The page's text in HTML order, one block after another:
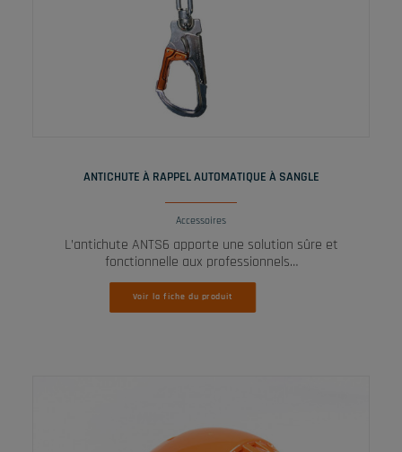
ANTICHUTE À RAPPEL AUTOMATIQUE À SANGLE
Accessoires
L’antichute ANTS6 apporte une solution sûre et
fonctionnelle aux professionnels…
Voir la fiche du produit